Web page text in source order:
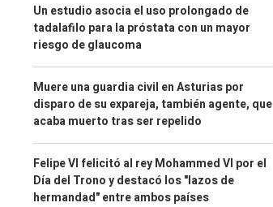
Un estudio asocia el uso prolongado de
tadalafilo para la próstata con un mayor
riesgo de glaucoma
Muere una guardia civil en Asturias por
disparo de su expareja, también agente, que
acaba muerto tras ser repelido
Felipe VI felicitó al rey Mohammed VI por el
Día del Trono y destacó los "lazos de
hermandad" entre ambos países